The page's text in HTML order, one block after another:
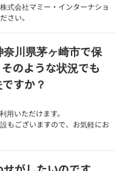
式会社マミー・インターナショ
さい。
川県茅ヶ崎市で保
のような状況でも
すか？
用いただけます。
もございますので、お気軽にお